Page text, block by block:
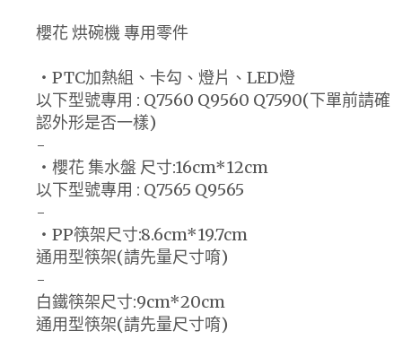
櫻花 烘碗機 專用零件
‧PTC加熱組、卡勾、燈片、LED燈
以下型號專用 : Q7560 Q9560 Q7590(下單前請確
認外形是否一樣)
-
‧櫻花 集水盤 尺寸:16cm*12cm
以下型號專用 : Q7565 Q9565
-
‧PP筷架尺寸:8.6cm*19.7cm
通用型筷架(請先量尺寸唷)
-
白鐵筷架尺寸:9cm*20cm
通用型筷架(請先量尺寸唷)